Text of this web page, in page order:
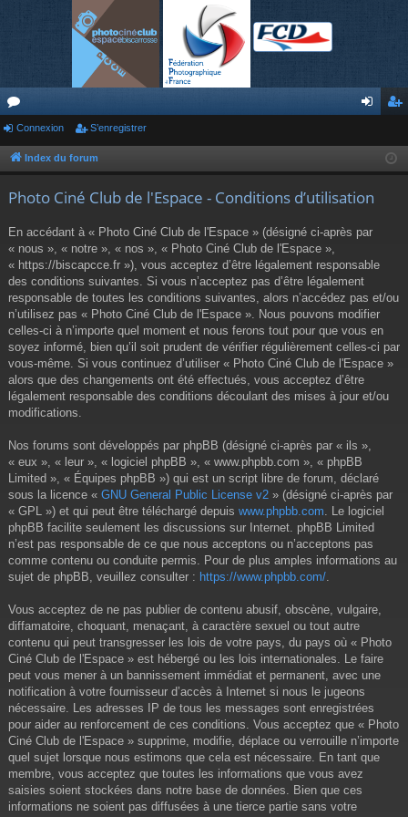
or
u nr
Connexion S’enregistrer
Index du forum
Photo Ciné Club de l'Espace - Conditions d’utilisation
En accédant à « Photo Ciné Club de l'Espace » (désigné ci-après par
« nous », « notre », « nos », « Photo Ciné Club de l'Espace »,
« https://biscapcce.fr »), vous acceptez d’être légalement responsable
des conditions suivantes. Si vous n’acceptez pas d’être légalement
responsable de toutes les conditions suivantes, alors n’accédez pas et/ou
n’utilisez pas « Photo Ciné Club de l'Espace ». Nous pouvons modifier
celles-ci à n’importe quel moment et nous ferons tout pour que vous en
soyez informé, bien qu’il soit prudent de vérifier régulièrement celles-ci par
vous-même. Si vous continuez d’utiliser « Photo Ciné Club de l'Espace »
alors que des changements ont été effectués, vous acceptez d’être
légalement responsable des conditions découlant des mises à jour et/ou
modifications.
Nos forums sont développés par phpBB (désigné ci-après par « ils »,
« eux », « leur », « logiciel phpBB », « www.phpbb.com », « phpBB
Limited », « Équipes phpBB ») qui est un script libre de forum, déclaré
sous la licence « GNU General Public License v2 » (désigné ci-après par
« GPL ») et qui peut être téléchargé depuis www.phpbb.com . Le logiciel
phpBB facilite seulement les discussions sur Internet. phpBB Limited
n’est pas responsable de ce que nous acceptons ou n’acceptons pas
comme contenu ou conduite permis. Pour de plus amples informations au
sujet de phpBB, veuillez consulter : https://www.phpbb.com/
Vous acceptez de ne pas publier de contenu abusif, obscène, vulgaire,
diffamatoire, choquant, menaçant, à caractère sexuel ou tout autre
contenu qui peut transgresser les lois de votre pays, du pays où « Photo
Ciné Club de l'Espace » est hébergé ou les lois internationales. Le faire
peut vous mener à un bannissement immédiat et permanent, avec une
notification à votre fournisseur d’accès à Internet si nous le jugeons
nécessaire. Les adresses IP de tous les messages sont enregistrées
pour aider au renforcement de ces conditions. Vous acceptez que « Photo
Ciné Club de l'Espace » supprime, modifie, déplace ou verrouille n’importe
quel sujet lorsque nous estimons que cela est nécessaire. En tant que
membre, vous acceptez que toutes les informations que vous avez
saisies soient stockées dans notre base de données. Bien que ces
informations ne soient pas diffusées à une tierce partie sans votre